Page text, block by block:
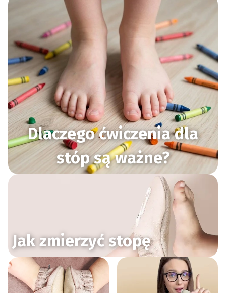
Dlaczego ćwiczenia dla
stóp są ważne?
Jak zmierzyć stopę